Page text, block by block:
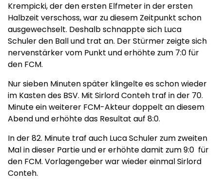
Krempicki, der den ersten Elfmeter in der ersten
Halbzeit verschoss, war zu diesem Zeitpunkt schon
ausgewechselt. Deshalb schnappte sich Luca
Schuler den Ball und trat an. Der Stürmer zeigte sich
nervenstärker vom Punkt und erhöhte zum 7:0 für
den FCM.
Nur sieben Minuten später klingelte es schon wieder
im Kasten des BSV. Mit Sirlord Conteh traf in der 70.
Minute ein weiterer FCM-Akteur doppelt an diesem
Abend und erhöhte das Resultat auf 8:0.
In der 82. Minute traf auch Luca Schuler zum zweiten
Mal in dieser Partie und er erhöhte damit zum 9:0 für
den FCM. Vorlagengeber war wieder einmal Sirlord
Conteh.